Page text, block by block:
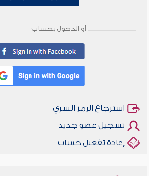
أو الدخول بحساب
استرجاع الرمز السري
تسجيل عضو جديد
إعادة تفعيل حساب